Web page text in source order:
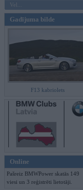
Vel...
Gadījuma bilde
F13 kabriolets
Online
Pašreiz BMWPower skatās 149
viesi un 3 reģistrēti lietotāji.